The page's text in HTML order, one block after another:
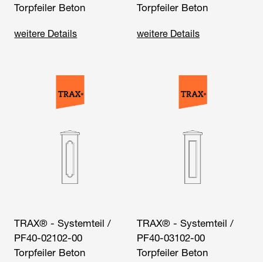
Torpfeiler Beton
weitere Details
Torpfeiler Beton
weitere Details
TRAX® - Systemteil /
PF40-02102-00
Torpfeiler Beton
TRAX® - Systemteil /
PF40-03102-00
Torpfeiler Beton